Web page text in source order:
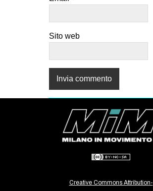
Sito web
Creative Commons Attribution-